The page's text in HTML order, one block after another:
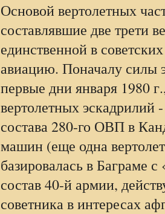
Основой вертолетных
составлявшие две трети
единственной в
авиацию. Поначалу силы
первые дни января 1980
вертолетных
состава 280-го ОВП в
машин (еще одна
базировалась в Баграме
состав 40-й армии,
советника в интересах